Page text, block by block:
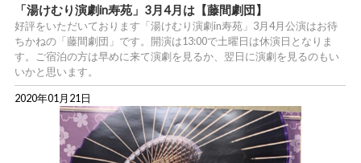
「湯けむり演劇in寿苑」3月4月は【藤間劇団】
好評をいただいております「湯けむり演劇in寿苑」3月4月公演はお待
ちかねの「藤間劇団」です。開演は13:00で土曜日は休演日となりま
す。ご宿泊の方は早めに来て演劇を見るか、翌日に演劇を見るのもい
いかと思います。
2020年01月21日